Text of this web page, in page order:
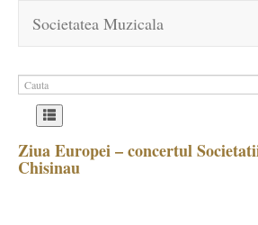
Societatea Muzicala
Ziua Europei – concertul
Chisinau